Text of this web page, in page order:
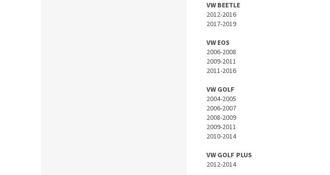
VW BEETLE
2012-2016
2017-2019
VW EOS
2006-2008
2009-2011
2011-2016
VW GOLF
2004-2005
2006-2007
2008-2009
2009-2011
2010-2014
VW GOLF PLUS
2012-2014